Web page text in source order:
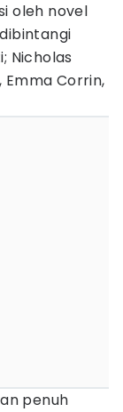
oleh novel
Nicholas
Emma Corrin,
penuh